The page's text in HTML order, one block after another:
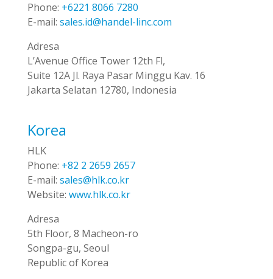
Phone: +6221 8066 7280
E-mail: sales.id@handel-linc.com
Adresa
L’Avenue Office Tower 12th Fl,
Suite 12A Jl. Raya Pasar Minggu Kav. 16
Jakarta Selatan 12780, Indonesia
Korea
HLK
Phone: +82 2 2659 2657
E-mail: sales@hlk.co.kr
Website: www.hlk.co.kr
Adresa
5th Floor, 8 Macheon-ro
Songpa-gu, Seoul
Republic of Korea